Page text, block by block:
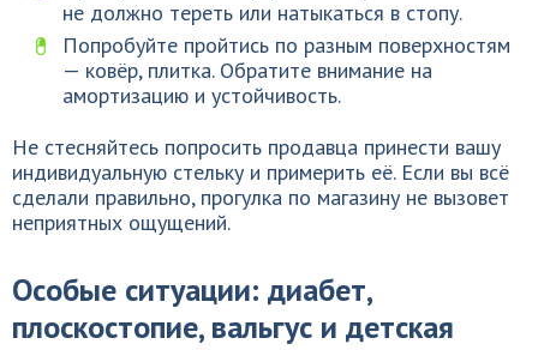
не должно тереть или натыкаться в стопу.
Попробуйте пройтись по разным поверхностям
— ковёр, плитка. Обратите внимание на
амортизацию и устойчивость.
Не стесняйтесь попросить продавца принести вашу
индивидуальную стельку и примерить её. Если вы всё
сделали правильно, прогулка по магазину не вызовет
неприятных ощущений.
Особые ситуации: диабет,
плоскостопие, вальгус и детская